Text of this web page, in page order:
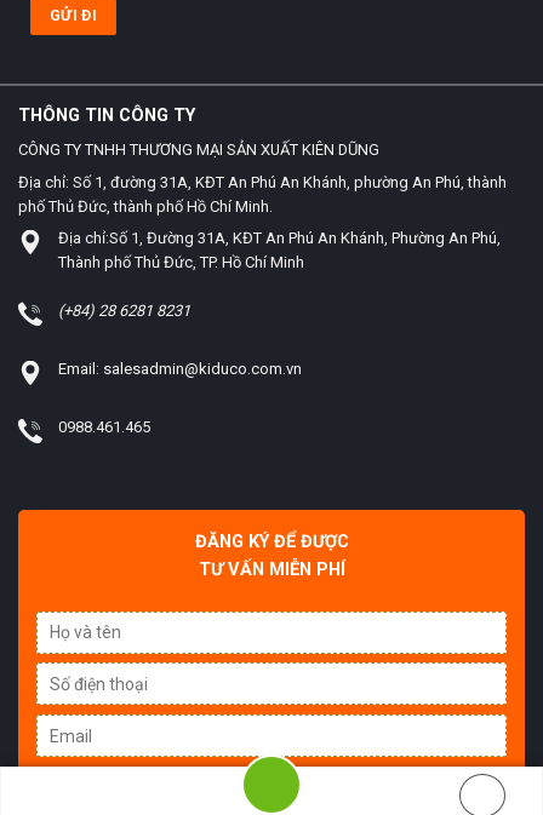
THÔNG TIN CÔNG TY
CÔNG TY TNHH THƯƠNG MẠI SẢN XUẤT KIÊN DŨNG
Địa chỉ: Số 1, đường 31A, KĐT An Phú An Khánh, phường An Phú, thành
phố Thủ Đức, thành phố Hồ Chí Minh.
Địa chỉ:Số 1, Đường 31A, KĐT An Phú An Khánh, Phường An Phú,
Thành phố Thủ Đức, TP. Hồ Chí Minh
(+84) 28 6281 8231
Email: salesadmin@kiduco.com.vn
0988.461.465
ĐĂNG KÝ ĐỂ ĐƯỢC
TƯ VẤN MIỄN PHÍ